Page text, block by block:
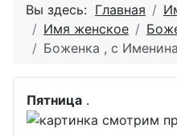
Вы здесь: Главная
Имя женское
Боженка , с
Пятница .